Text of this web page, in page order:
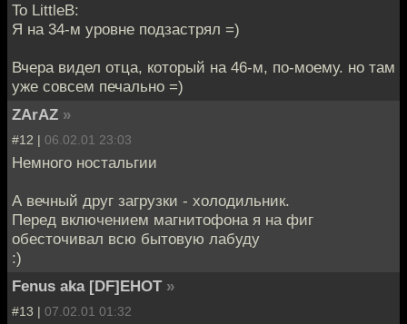
To LittleB:
Я на 34-м уровне подзастрял =)
Вчера видел отца, который на 46-м, по-моему. но там
уже совсем печально =)
ZArAZ »
#12 | 06.02.01 23:03
Немного ностальгии
А вечный друг загрузки - холодильник.
Перед включением магнитофона я на фиг
обесточивал всю бытовую лабуду
:)
Fenus aka [DF]EHOT »
#13 | 07.02.01 01:32